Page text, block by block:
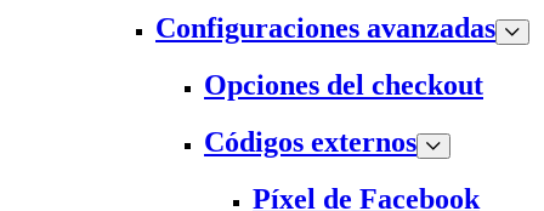
Configuraciones avanzadas
Opciones del checkout
Códigos externos
Píxel de Facebook